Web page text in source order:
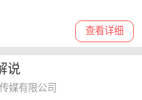
查看详细
说
媒有限公司